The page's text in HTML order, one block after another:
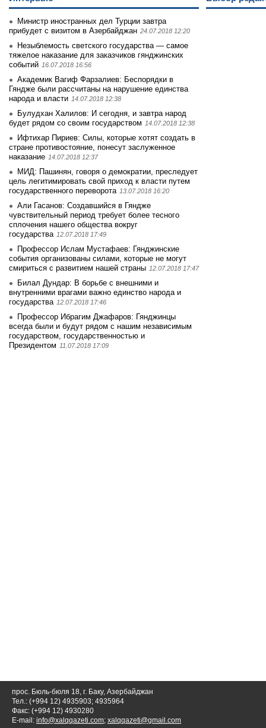
Министр иностранных дел Турции завтра
прибудет с визитом в Азербайджан 24.07.2018 12:20
Незыблемость светского государства — самое
тяжелое наказание для заказчиков гянджинских
событий 16.07.2018 16:56
Академик Вагиф Фарзалиев: Беспорядки в
Гяндже были рассчитаны на нарушение единства
народа и власти 14.07.2018 12:38
Булудхан Халилов: И сегодня, и завтра народ
будет рядом со своим государством 14.07.2018 12:38
Ифтихар Пириев: Силы, которые хотят создать в
стране противостояние, понесут заслуженное
наказание 14.07.2018 12:37
МИД: Пашинян, говоря о демократии, преследует
цель легитимировать свой приход к власти путем
государственного переворота 13.07.2018 16:20
Али Гасанов: Создавшийся в Гяндже
чувствительный период требует более тесного
сплочения нашего общества вокруг
государства 12.07.2018 17:49
Профессор Ислам Мустафаев: Гянджинские
события организованы силами, которые не могут
смириться с развитием нашей страны 12.07.2018 17:47
Билал Дундар: В борьбе с внешними и
внутренними врагами важно единство народа и
государства 12.07.2018 17:46
Профессор Ибрагим Джафаров: Гянджинцы
всегда были и будут рядом с нашим независимым
государством, государственностью и
Президентом 11.07.2018 17:09
прос. Бюль-бюля 18, г. Баку, Азербайджан
Тел.: (+994 12) 4935903; 4935964
Факс: (+994 12) 4930280
E-mail: info@xalqqazeti.com; xalqqazeti@gmail.com